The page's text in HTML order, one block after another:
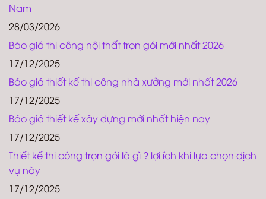
Nam
28/03/2026
Báo giá thi công nội thất trọn gói mới nhất 2026
17/12/2025
Báo giá thiết kế thi công nhà xưởng mới nhất 2026
17/12/2025
Báo giá thiết kế xây dựng mới nhất hiện nay
17/12/2025
Thiết kế thi công trọn gói là gì ? lợi ích khi lựa chọn dịch
vụ này
17/12/2025